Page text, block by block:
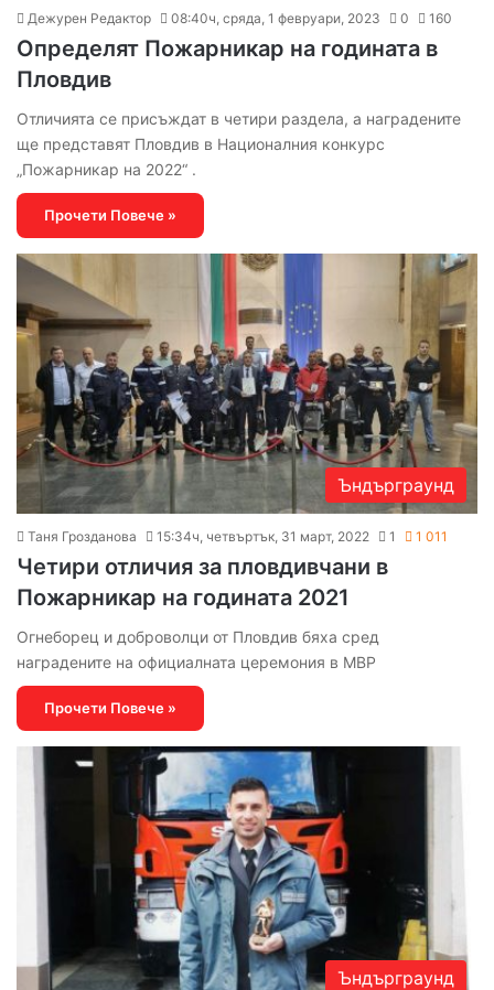
Дежурен Редактор 08:40ч, сряда, 1 февруари, 2023 0 160
Определят Пожарникар на годината в
Пловдив
Отличията се присъждат в четири раздела, а наградените
ще представят Пловдив в Националния конкурс
„Пожарникар на 2022“ .
Прочети Повече »
Ъндърграунд
Таня Грозданова 15:34ч, четвъртък, 31 март, 2022 1 1 011
Четири отличия за пловдивчани в
Пожарникар на годината 2021
Огнеборец и доброволци от Пловдив бяха сред
наградените на официалната церемония в МВР
Прочети Повече »
Ъндърграунд